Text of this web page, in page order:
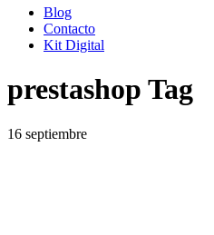
Blog
Contacto
Kit Digital
prestashop Tag
16 septiembre